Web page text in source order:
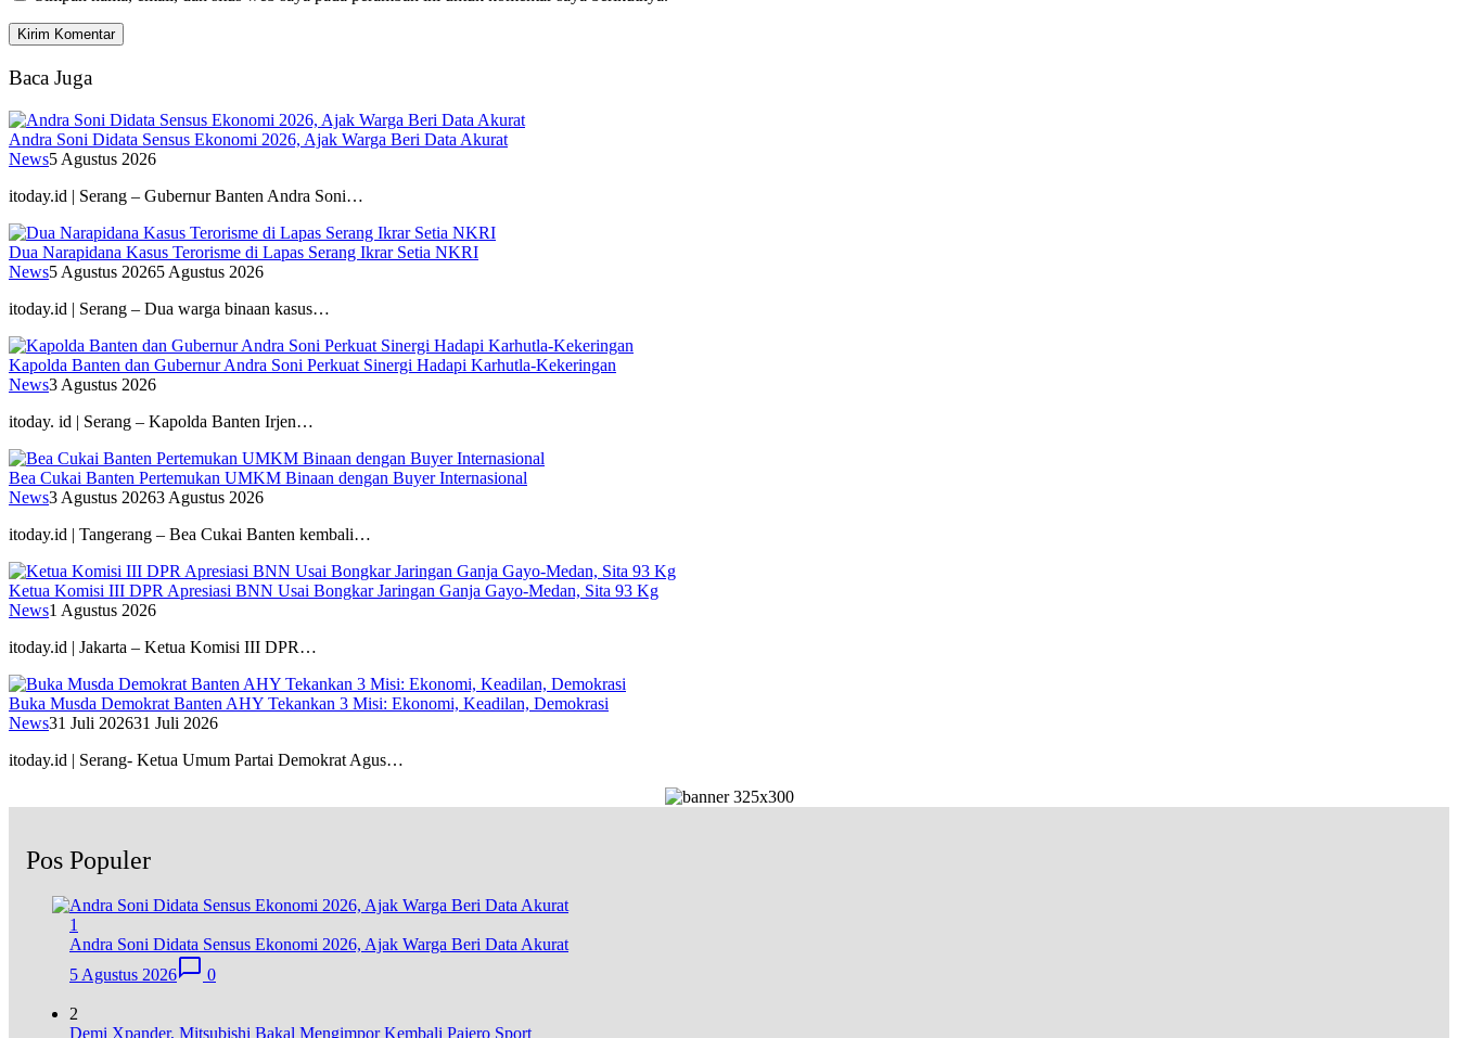
Baca Juga
Andra Soni Didata Sensus Ekonomi 2026, Ajak Warga Beri Data Akurat
News5 Agustus 2026
itoday.id | Serang – Gubernur Banten Andra Soni…
Dua Narapidana Kasus Terorisme di Lapas Serang Ikrar Setia NKRI
News5 Agustus 20265 Agustus 2026
itoday.id | Serang – Dua warga binaan kasus…
Kapolda Banten dan Gubernur Andra Soni Perkuat Sinergi Hadapi Karhutla-Kekeringan
News3 Agustus 2026
itoday. id | Serang – Kapolda Banten Irjen…
Bea Cukai Banten Pertemukan UMKM Binaan dengan Buyer Internasional
News3 Agustus 20263 Agustus 2026
itoday.id | Tangerang – Bea Cukai Banten kembali…
Ketua Komisi III DPR Apresiasi BNN Usai Bongkar Jaringan Ganja Gayo-Medan, Sita 93 Kg
News1 Agustus 2026
itoday.id | Jakarta – Ketua Komisi III DPR…
Buka Musda Demokrat Banten AHY Tekankan 3 Misi: Ekonomi, Keadilan, Demokrasi
News31 Juli 202631 Juli 2026
itoday.id | Serang- Ketua Umum Partai Demokrat Agus…
Pos Populer
1
Andra Soni Didata Sensus Ekonomi 2026, Ajak Warga Beri Data Akurat
5 Agustus 2026
0
2
Demi Xpander, Mitsubishi Bakal Mengimpor Kembali Pajero Sport